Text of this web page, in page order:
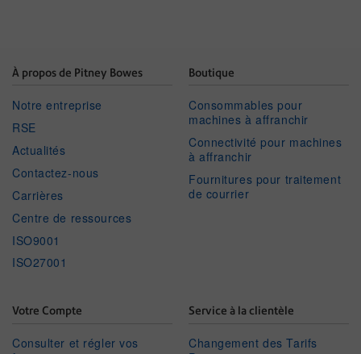
À propos de Pitney Bowes
Notre entreprise
RSE
Actualités
Contactez-nous
Carrières
Centre de ressources
ISO9001
ISO27001
Boutique
Consommables pour
machines à affranchir
Connectivité pour machines
à affranchir
Fournitures pour traitement
de courrier
Votre Compte
Consulter et régler vos
Service à la clientèle
Changement des Tarifs